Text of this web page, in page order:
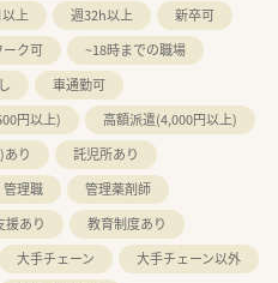
上 週32h以上
新卒可
ーク可
~18時までの職場
車通勤可
円以上)
高額派遣(4,000円以上)
り
託児所あり
管理職
管理薬剤師
援あり
教育制度あり
大手チェーン
大手チェーン以外